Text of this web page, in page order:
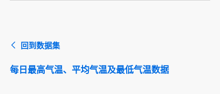
回到数据集
每日最高气温、平均气温及最低气温数据